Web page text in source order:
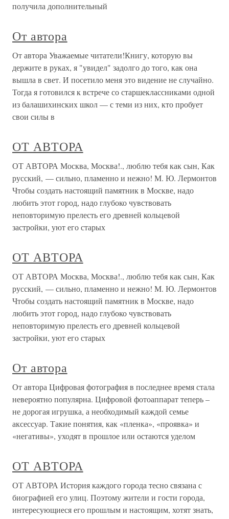
получила дополнительный
От автора
От автора Уважаемые читатели!Книгу, которую вы
держите в руках, я "увидел" задолго до того, как она
вышла в свет. И посетило меня это видение не случайно.
Тогда я готовился к встрече со старшеклассниками одной
из балашихинских школ — с теми из них, кто пробует
свои силы в
ОТ АВТОРА
ОТ АВТОРА Москва, Москва!., люблю тебя как сын, Как
русский, — сильно, пламенно и нежно! М. Ю. Лермонтов
Чтобы создать настоящий памятник в Москве, надо
любить этот город, надо глубоко чувствовать
неповторимую прелесть его древней кольцевой
застройки, уют его старых
ОТ АВТОРА
ОТ АВТОРА Москва, Москва!., люблю тебя как сын, Как
русский, — сильно, пламенно и нежно! М. Ю. Лермонтов
Чтобы создать настоящий памятник в Москве, надо
любить этот город, надо глубоко чувствовать
неповторимую прелесть его древней кольцевой
застройки, уют его старых
От автора
От автора Цифровая фотография в последнее время стала
невероятно популярна. Цифровой фотоаппарат теперь –
не дорогая игрушка, а необходимый каждой семье
аксессуар. Такие понятия, как «пленка», «проявка» и
«негативы», уходят в прошлое или остаются уделом
ОТ АВТОРА
ОТ АВТОРА История каждого города тесно связана с
биографией его улиц. Поэтому жители и гости города,
интересующиеся его прошлым и настоящим, хотят знать,